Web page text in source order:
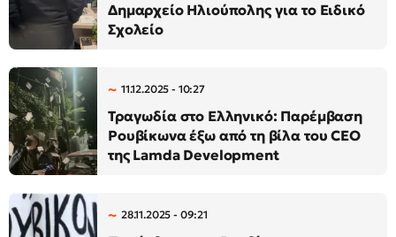
Δημαρχείο Ηλιούπολης για το Ειδικό
Σχολείο
11.12.2025 - 10:27
Τραγωδία στο Ελληνικό: Παρέμβαση
Ρουβίκωνα έξω από τη βίλα του CEO
της Lamda Development
28.11.2025 - 09:21